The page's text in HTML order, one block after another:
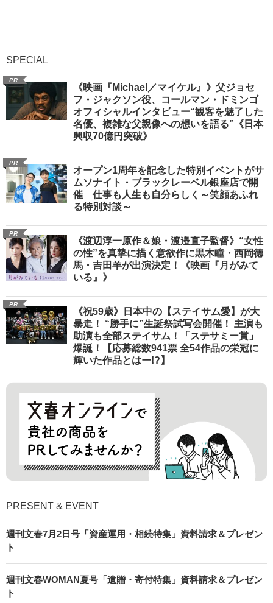
SPECIAL
PR
《映画『Michael／マイケル』》父ジョセ
フ・ジャクソン役、コールマン・ドミンゴ
オフィシャルインタビュー“観客を魅了した
名優、複雑な父親像への想いを語る”《日本
興収70億円突破》
PR
オープン1周年を記念した特別イベントがサ
ムソナイト・ブラックレーベル銀座店で開
催 仕事も人生も自分らしく～笑顔あふれ
る特別対談～
PR
《渡辺淳一原作＆娘・渡邉直子監督》“女性
の性”を真摯に描く意欲作に黒木瞳・西岡德
馬・吉田羊が出演決定！《映画『月がみて
いる』》
PR
《祝59歳》日本中の【ステイサム愛】が大
暴走！ “勝手に”生誕祭試写会開催！ 主演も
助演も全部ステイサム！「ステサミー賞」
爆誕！【応募総数941票 全54作品の栄冠に
輝いた作品とはー!?】
PRESENT & EVENT
週刊文春7月2日号「資産運用・相続特集」資料請求＆プレゼン
ト
週刊文春WOMAN夏号「遺贈・寄付特集」資料請求＆プレゼン
ト